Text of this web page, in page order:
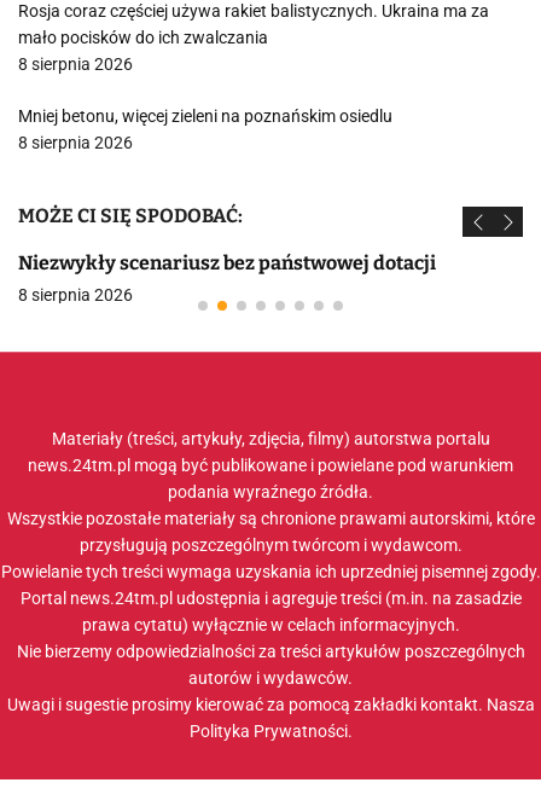
Rosja coraz częściej używa rakiet balistycznych. Ukraina ma za
mało pocisków do ich zwalczania
8 sierpnia 2026
Mniej betonu, więcej zieleni na poznańskim osiedlu
8 sierpnia 2026
MOŻE CI SIĘ SPODOBAĆ:
Niezwykły scenariusz bez państwowej dotacji
8 sierpnia 2026
Materiały (treści, artykuły, zdjęcia, filmy) autorstwa portalu
news.24tm.pl mogą być publikowane i powielane pod warunkiem
podania wyraźnego źródła.
Wszystkie pozostałe materiały są chronione prawami autorskimi, które
przysługują poszczególnym twórcom i wydawcom.
Powielanie tych treści wymaga uzyskania ich uprzedniej pisemnej zgody.
Portal news.24tm.pl udostępnia i agreguje treści (m.in. na zasadzie
prawa cytatu) wyłącznie w celach informacyjnych.
Nie bierzemy odpowiedzialności za treści artykułów poszczególnych
autorów i wydawców.
Uwagi i sugestie prosimy kierować za pomocą zakładki kontakt. Nasza
Polityka Prywatności.